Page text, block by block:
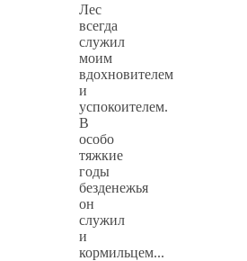
Лес
всегда
служил
моим
вдохновителем
и
успокоителем.
В
особо
тяжкие
годы
безденежья
он
служил
и
кормильцем...